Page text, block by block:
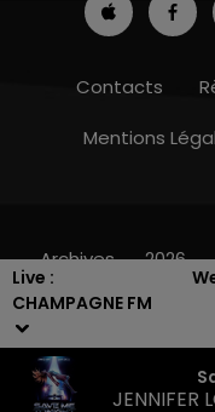
Live :
CHAMPAGNE FM
JENNIFER
Contacts
Mentions
Archives 2026